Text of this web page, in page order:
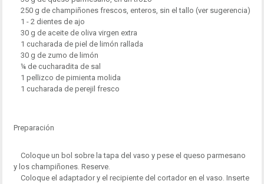
250 g de champiñones frescos, enteros, sin el tallo (ver sugerencia)
1 - 2 dientes de ajo
30 g de aceite de oliva virgen extra
1 cucharada de piel de limón rallada
30 g de zumo de limón
¼ de cucharadita de sal
1 pellizco de pimienta molida
1 cucharada de perejil fresco
Preparación
Coloque un bol sobre la tapa del vaso y pese el queso parmesano
y los champiñones. Reserve.
Coloque el adaptador y el recipiente del cortador en el vaso. Inserte